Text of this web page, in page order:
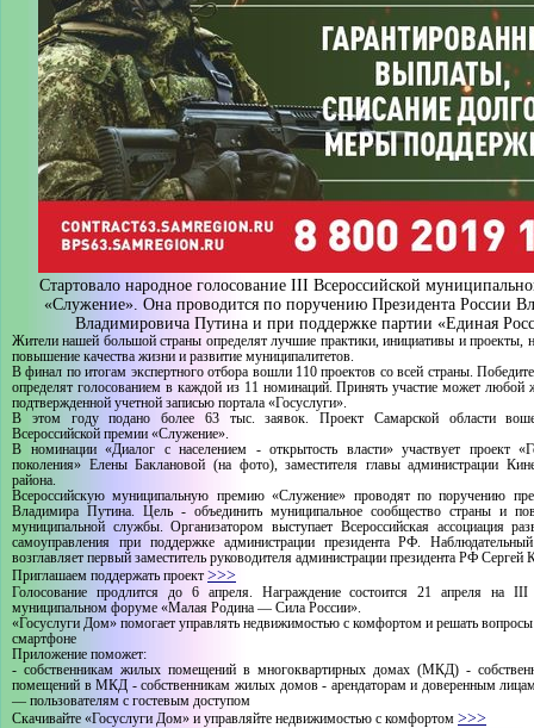
Стартовало народное голосование III Всероссийской
«Служение». Она проводится по поручению Президента России
Владимировича Путина и при поддержке партии «Единая
Жители нашей большой страны определят лучшие практики, инициативы и проекты,
повышение качества жизни и развитие муниципалитетов.
В финал по итогам экспертного отбора вошли 110 проектов со всей страны.
определят голосованием в каждой из 11 номинаций. Принять участие может любой
подтвержденной учетной записью портала «Госуслуги».
В этом году подано более 63 тыс. заявок. Проект Самарской области
Всероссийской премии «Служение».
В номинации «Диалог с населением - открытость власти» участвует проект
поколения» Елены Баклановой (на фото), заместителя главы администрации
района.
Всероссийскую муниципальную премию «Служение» проводят по поручению
Владимира Путина. Цель - объединить муниципальное сообщество страны и
муниципальной службы. Организатором выступает Всероссийская ассоциация
самоуправления при поддержке администрации президента РФ.
возглавляет первый заместитель руководителя администрации президента РФ Сергей
Приглашаем поддержать проект >>>
Голосование продлится до 6 апреля. Награждение состоится 21 апреля на III
муниципальном форуме «Малая Родина — Сила России».
«Госуслуги Дом» помогает управлять недвижимостью с комфортом и решать
смартфоне
Приложение поможет:
- собственникам жилых помещений в многоквартирных домах (МКД) -
помещений в МКД - собственникам жилых домов - арендаторам и доверенным лицам
— пользователям с гостевым доступом
Скачивайте «Госуслуги Дом» и управляйте недвижимостью с комфортом >>>